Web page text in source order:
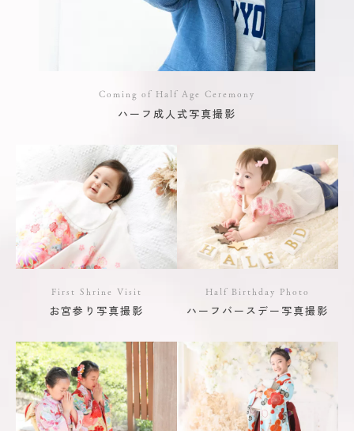
Coming of Half Age Ceremony
ハーフ成人式写真撮影
First Shrine Visit
お宮参り写真撮影
Half Birthday Photo
ハーフバースデー写真撮影